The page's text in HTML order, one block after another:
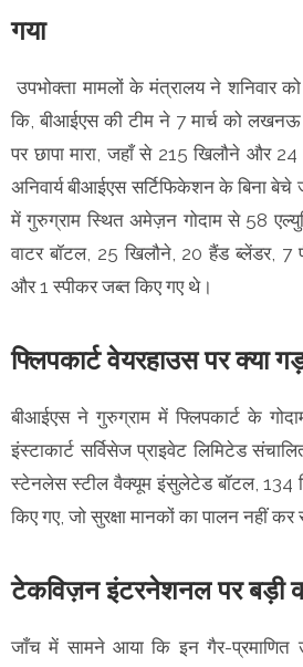
गया
उपभोक्ता मामलों के मंत्रालय ने शनिवार
कि, बीआईएस की टीम ने 7 मार्च को
पर छापा मारा, जहाँ से 215 खिलौने और
अनिवार्य बीआईएस सर्टिफिकेशन के बिना
में गुरुग्राम स्थित अमेज़न गोदाम से 58
वाटर बॉटल, 25 खिलौने, 20 हैंड ब्लेंडर, 7
और 1 स्पीकर जब्त किए गए थे।
फ्लिपकार्ट वेयरहाउस पर क्या
बीआईएस ने गुरुग्राम में फ्लिपकार्ट के
इंस्टाकार्ट सर्विसेज प्राइवेट लिमिटेड
स्टेनलेस स्टील वैक्यूम इंसुलेटेड बॉटल, 134
किए गए, जो सुरक्षा मानकों का पालन नहीं कर
टेकविज़न इंटरनेशनल पर बड़ी
जाँच में सामने आया कि इन गैर-प्रमाणित